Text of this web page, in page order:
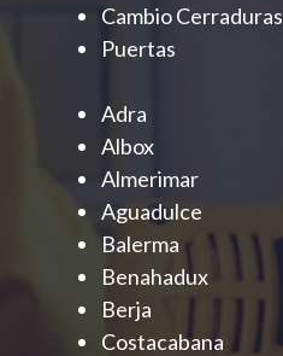
Cambio Cerraduras
Puertas
Adra
Albox
Almerimar
Aguadulce
Balerma
Benahadux
Berja
Costacabana